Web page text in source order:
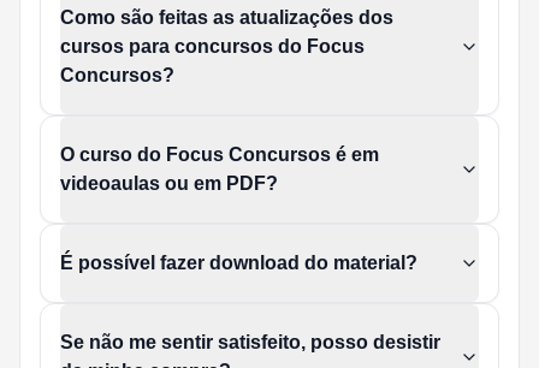
Como são feitas as atualizações dos
cursos para concursos do Focus
Concursos?
O curso do Focus Concursos é em
videoaulas ou em PDF?
É possível fazer download do material?
Se não me sentir satisfeito, posso desistir